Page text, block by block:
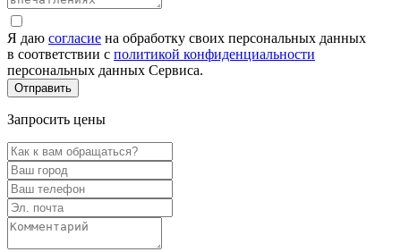
Я даю согласие на обработку своих персональных данных
в соответствии с политикой конфиденциальности
персональных данных Сервиса.
Запросить цены